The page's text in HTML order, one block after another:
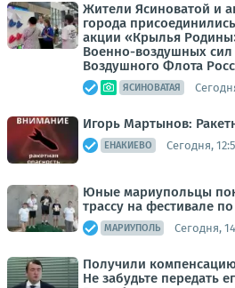
Жители Ясиноватой и
города
акции «Крылья
Военно-воздушных
Воздушного Флота
ЯСИНОВАТАЯ
Игорь Мартынов:
ЕНАКИЕВО Сегодня,
Юные мариупольцы
трассу на фестивале
МАРИУПОЛЬ Сегодня,
Получили
Не забудьте передать